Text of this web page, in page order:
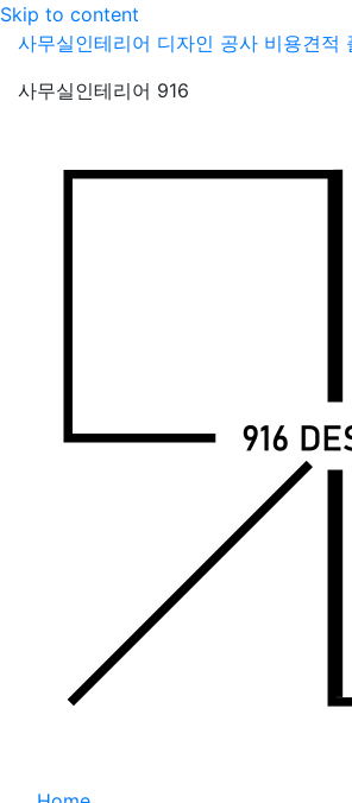
Skip to content
사무실인테리어 디자인 공사 비용견적
사무실인테리어 916